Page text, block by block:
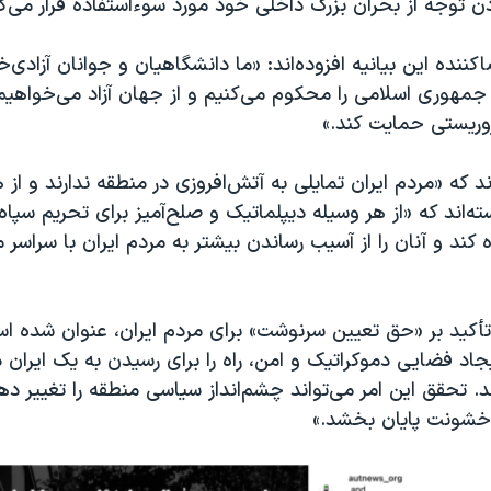
این بیانیه افزوده‌اند: «ما دانشگاهیان و جوانان
جمهوری اسلامی را محکوم می‌کنیم و از جهان آزاد می‌خواهیم
حمایت کند.»
که «مردم ایران تمایلی به آتش‌افروزی در منطقه ندارند و
که «از هر وسیله دیپلماتیک و صلح‌آمیز برای تحریم
کند و آنان را از آسیب رساندن بیشتر به مردم ایران با
تأکید بر «حق تعیین سرنوشت» برای مردم ایران، عنوان
فضایی دموکراتیک و امن، راه را برای رسیدن به یک
تحقق این امر می‌تواند چشم‌انداز سیاسی منطقه را تغییر
پایان بخشد.»